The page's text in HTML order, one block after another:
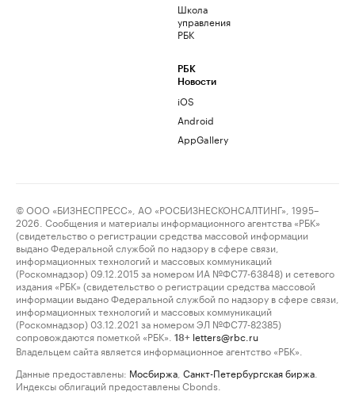
Школа
управления
РБК
РБК
Новости
iOS
Android
AppGallery
© ООО «БИЗНЕСПРЕСС», АО «РОСБИЗНЕСКОНСАЛТИНГ», 1995–
2026. Сообщения и материалы информационного агентства «РБК»
(свидетельство о регистрации средства массовой информации
выдано Федеральной службой по надзору в сфере связи,
информационных технологий и массовых коммуникаций
(Роскомнадзор) 09.12.2015 за номером ИА №ФС77-63848) и сетевого
издания «РБК» (свидетельство о регистрации средства массовой
информации выдано Федеральной службой по надзору в сфере связи,
информационных технологий и массовых коммуникаций
(Роскомнадзор) 03.12.2021 за номером ЭЛ №ФС77-82385)
сопровождаются пометкой «РБК».
18+ letters@rbc.ru
Владельцем сайта является информационное агентство «РБК».
Данные предоставлены: Мосбиржа Санкт-Петербургская биржа
Индексы облигаций предоставлены Cbonds.